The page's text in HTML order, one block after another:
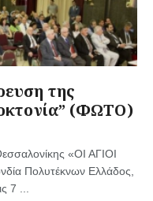
της
(ΦΩΤΟ)
«ΟΙ ΑΓΙΟΙ
Πολυτέκνων Ελλάδος,
7 ...